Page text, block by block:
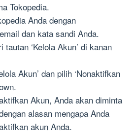
Tokopedia.
Anda dengan
dan kata sandi Anda.
‘Kelola Akun’ di kanan
Akun’ dan pilih ‘Nonaktifkan
Akun, Anda akan diminta
alasan mengapa Anda
akun Anda.